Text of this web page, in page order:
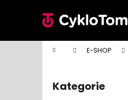
Domů E-SHOP
Přeskočit
kategorie
Kategorie
í
Zpět
do
Zpět
do